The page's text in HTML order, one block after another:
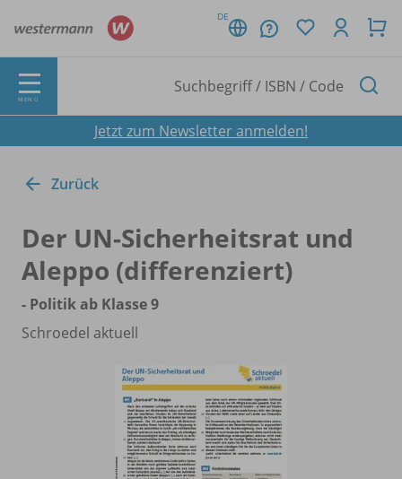
DE
MENÜ
Jetzt zum Newsletter anmelden!
Zurück
Der UN-Sicherheitsrat und
Aleppo (differenziert)
- Politik ab Klasse 9
Schroedel aktuell